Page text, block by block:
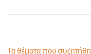
Τα θέματα που